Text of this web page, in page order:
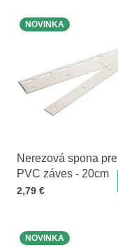
Nerezová spona pre
PVC záves - 20cm
Cena s DPH
2,79 €
NOVINKA
NOVINKA